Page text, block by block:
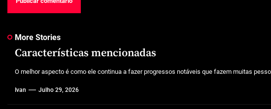
More Stories
Características mencionadas
O melhor aspecto é como ele continua a fazer progressos notáveis que fazem muitas
Ivan Julho 29, 2026